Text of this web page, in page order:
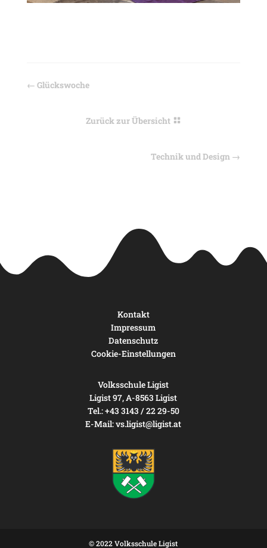
← Glückswoche
Zurück zur Übersicht
Technik und Design →
Kontakt
Impressum
Datenschutz
Cookie-Einstellungen
Volksschule Ligist
Ligist 97, A-8563 Ligist
Tel.: +43 3143 / 22 29-50
E-Mail:vs.ligist@ligist.at
© 2022 Volksschule Ligist